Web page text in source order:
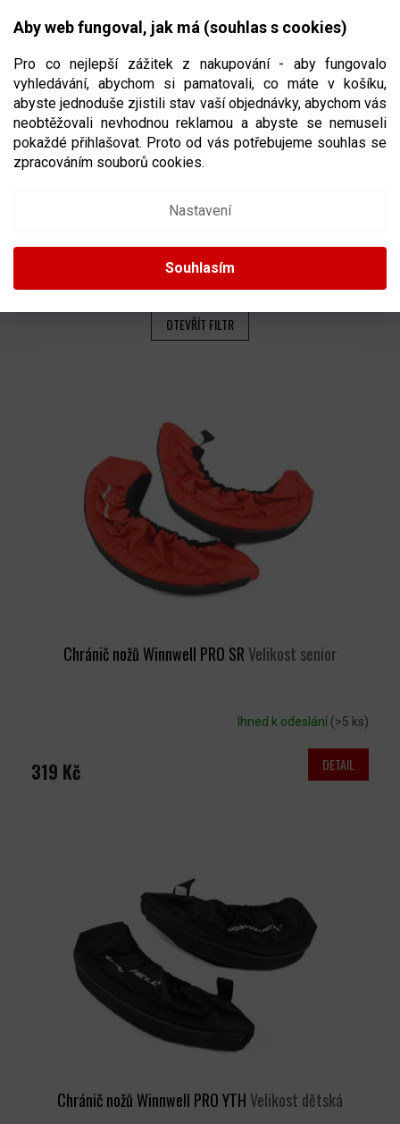
Aby web fungoval, jak má (souhlas s cookies)
Pro co nejlepší zážitek z nakupování - aby fungovalo
vyhledávání, abychom si pamatovali, co máte v košíku,
abyste jednoduše zjistili stav vaší objednávky, abychom vás
neobtěžovali nevhodnou reklamou a abyste se nemuseli
pokaždé přihlašovat. Proto od vás potřebujeme souhlas se
zpracováním souborů cookies.
Nastavení
Souhlasím
CZK
NÁKUPNÍ
BROUSKY A CHRÁNIČE NA HOKEJOVÉ
BRUSLE
Z
N
OTEVŘÍT FILTR
Chránič nožů Winnwell PRO SR Velikost senior
Ihned k odeslání (>5 ks)
319 Kč DETAIL
Chránič nožů Winnwell PRO YTH Velikost dětská